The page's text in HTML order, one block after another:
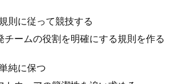
則に従って競技する
ームの役割を明確にする規則を作る
純に保つ